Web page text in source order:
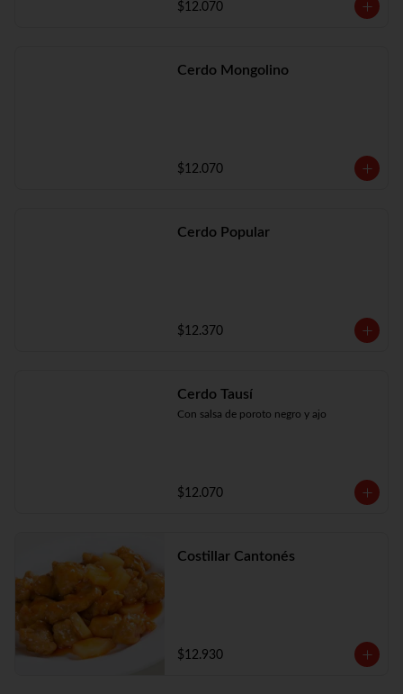
$12.070
Cerdo Mongolino
$12.070
Cerdo Popular
$12.370
Cerdo Tausí
Con salsa de poroto negro y ajo
$12.070
Costillar Cantonés
$12.930